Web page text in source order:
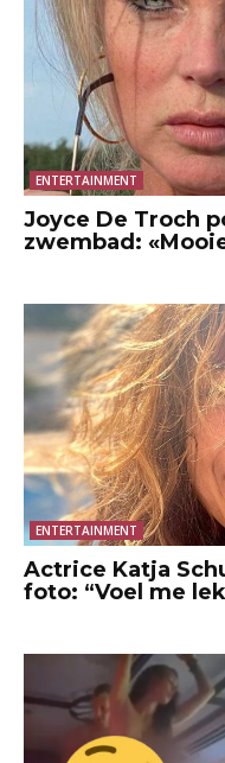
ENTERTAINMENT
Joyce De Troch
zwembad:
ENTERTAINMENT
Actrice Katja
foto: “Voel me